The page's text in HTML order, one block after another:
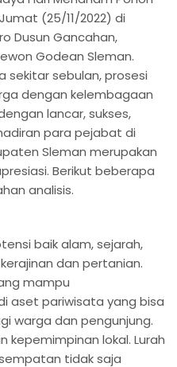
(25/11/2022) di
Dusun Gancahan,
Godean Sleman.
sekitar sebulan, prosesi
dengan kelembagaan
lancar, sukses,
para pejabat di
Sleman merupakan
Berikut beberapa
analisis.
baik alam, sejarah,
dan pertanian.
mampu
aset pariwisata yang bisa
warga dan pengunjung.
kepemimpinan lokal. Lurah
tidak saja